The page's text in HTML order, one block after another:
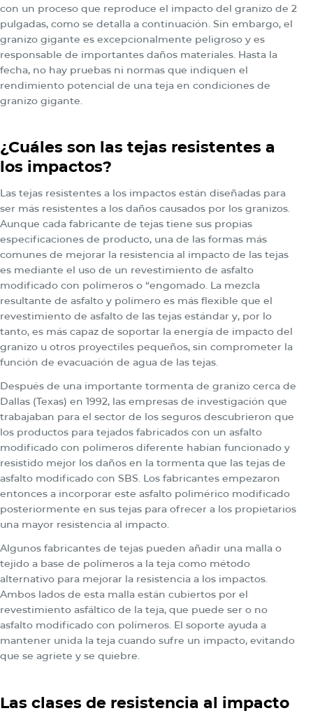
con un proceso que reproduce el impacto del granizo de 2
pulgadas, como se detalla a continuación. Sin embargo, el
granizo gigante es excepcionalmente peligroso y es
responsable de importantes daños materiales. Hasta la
fecha, no hay pruebas ni normas que indiquen el
rendimiento potencial de una teja en condiciones de
granizo gigante.
¿Cuáles son las tejas resistentes a
los impactos?
Las tejas resistentes a los impactos están diseñadas para
ser más resistentes a los daños causados por los granizos.
Aunque cada fabricante de tejas tiene sus propias
especificaciones de producto, una de las formas más
comunes de mejorar la resistencia al impacto de las tejas
es mediante el uso de un revestimiento de asfalto
modificado con polímeros o “engomado. La mezcla
resultante de asfalto y polímero es más flexible que el
revestimiento de asfalto de las tejas estándar y, por lo
tanto, es más capaz de soportar la energía de impacto del
granizo u otros proyectiles pequeños, sin comprometer la
función de evacuación de agua de las tejas.
Después de una importante tormenta de granizo cerca de
Dallas (Texas) en 1992, las empresas de investigación que
trabajaban para el sector de los seguros descubrieron que
los productos para tejados fabricados con un asfalto
modificado con polímeros diferente habían funcionado y
resistido mejor los daños en la tormenta que las tejas de
asfalto modificado con SBS. Los fabricantes empezaron
entonces a incorporar este asfalto polimérico modificado
posteriormente en sus tejas para ofrecer a los propietarios
una mayor resistencia al impacto.
Algunos fabricantes de tejas pueden añadir una malla o
tejido a base de polímeros a la teja como método
alternativo para mejorar la resistencia a los impactos.
Ambos lados de esta malla están cubiertos por el
revestimiento asfáltico de la teja, que puede ser o no
asfalto modificado con polímeros. El soporte ayuda a
mantener unida la teja cuando sufre un impacto, evitando
que se agriete y se quiebre.
Las clases de resistencia al impacto